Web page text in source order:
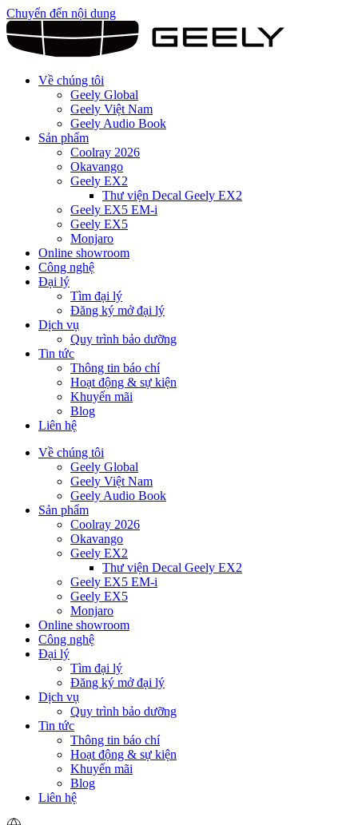
Chuyển đến nội dung
Về chúng tôi
Geely Global
Geely Việt Nam
Geely Audio Book
Sản phẩm
Coolray 2026
Okavango
Geely EX2
Thư viện Decal Geely EX2
Geely EX5 EM-i
Geely EX5
Monjaro
Online showroom
Công nghệ
Đại lý
Tìm đại lý
Đăng ký mở đại lý
Dịch vụ
Quy trình bảo dưỡng
Tin tức
Thông tin báo chí
Hoạt động & sự kiện
Khuyến mãi
Blog
Liên hệ
Về chúng tôi
Geely Global
Geely Việt Nam
Geely Audio Book
Sản phẩm
Coolray 2026
Okavango
Geely EX2
Thư viện Decal Geely EX2
Geely EX5 EM-i
Geely EX5
Monjaro
Online showroom
Công nghệ
Đại lý
Tìm đại lý
Đăng ký mở đại lý
Dịch vụ
Quy trình bảo dưỡng
Tin tức
Thông tin báo chí
Hoạt động & sự kiện
Khuyến mãi
Blog
Liên hệ